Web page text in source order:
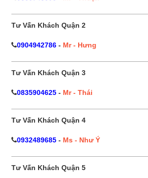
Tư Vấn Khách Quận 2
0904942786 - Mr - Hưng
Tư Vấn Khách Quận 3
0835904625 - Mr - Thái
Tư Vấn Khách Quận 4
0932489685 - Ms - Như Ý
Tư Vấn Khách Quận 5